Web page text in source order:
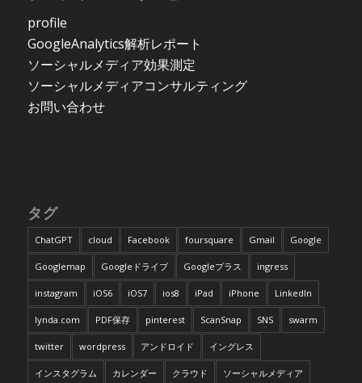
profile
GoogleAnalytics解析レポート
ソーシャルメディア効果測定
ソーシャルメディアコンサルティング
お問い合わせ
タグ
ChatGPT cloud Facebook foursquare Gmail Google
Googlemap Googleドライブ Googleプラス ingress
instagram iOS6 iOS7 ios8 iPad iPhone LinkedIn
lynda.com PDF保存 pinterest ScanSnap SNS swarm
twitter wordpress アンドロイド イングレス
インスタグラム カレンダー クラウド ソーシャルメディア